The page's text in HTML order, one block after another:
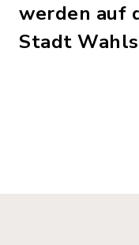
werden auf
Stadt